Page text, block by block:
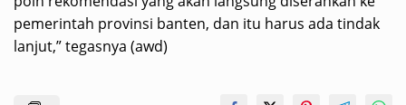
pemerintah provinsi banten, dan itu harus ada tindak
lanjut,” tegasnya (awd)